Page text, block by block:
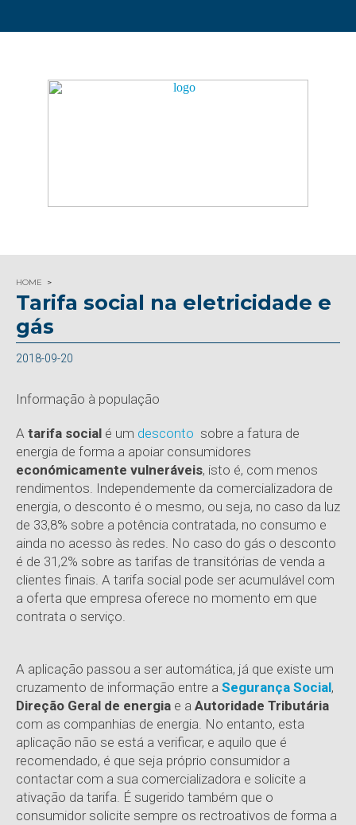
HOME
Tarifa social na eletricidade e
gás
2018-09-20
Informação à população
A tarifa social é um desconto sobre a fatura de
energia de forma a apoiar consumidores
económicamente vulneráveis, isto é, com menos
rendimentos. Independemente da comercializadora de
energia, o desconto é o mesmo, ou seja, no caso da luz
de 33,8% sobre a potência contratada, no consumo e
ainda no acesso às redes. No caso do gás o desconto
é de 31,2% sobre as tarifas de transitórias de venda a
clientes finais. A tarifa social pode ser acumulável com
a oferta que empresa oferece no momento em que
contrata o serviço.
A aplicação passou a ser automática, já que existe um
cruzamento de informação entre a Segurança Social,
Direção Geral de energia e a Autoridade Tributária
com as companhias de energia. No entanto, esta
aplicação não se está a verificar, e aquilo que é
recomendado, é que seja próprio consumidor a
contactar com a sua comercializadora e solicite a
ativação da tarifa. É sugerido também que o
consumidor solicite sempre os rectroativos de forma a